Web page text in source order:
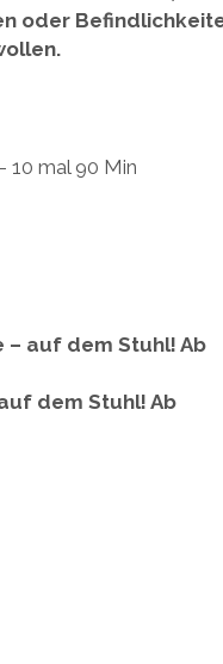
oder
10 mal 90 Min
– auf dem Stuhl! Ab
dem Stuhl! Ab